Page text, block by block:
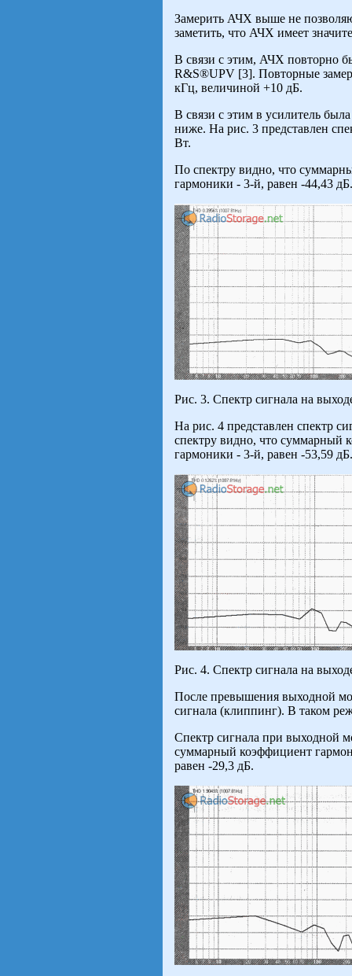
Замерить АЧХ выше не
заметить, что АЧХ имеет
В связи с этим, АЧХ повторно
R&S®UPV [3]. Повторные
кГц, величиной +10 дБ.
В связи с этим в усилитель
ниже. На рис. 3 представлен
Вт.
По спектру видно, что
гармоники - 3-й, равен -44,43 дБ.
Рис. 3. Спектр сигнала на
На рис. 4 представлен спектр
спектру видно, что суммарный
гармоники - 3-й, равен -53,59 дБ.
Рис. 4. Спектр сигнала на
После превышения выходной
сигнала (клиппинг). В таком
Спектр сигнала при выходной
суммарный коэффициент
равен -29,3 дБ.